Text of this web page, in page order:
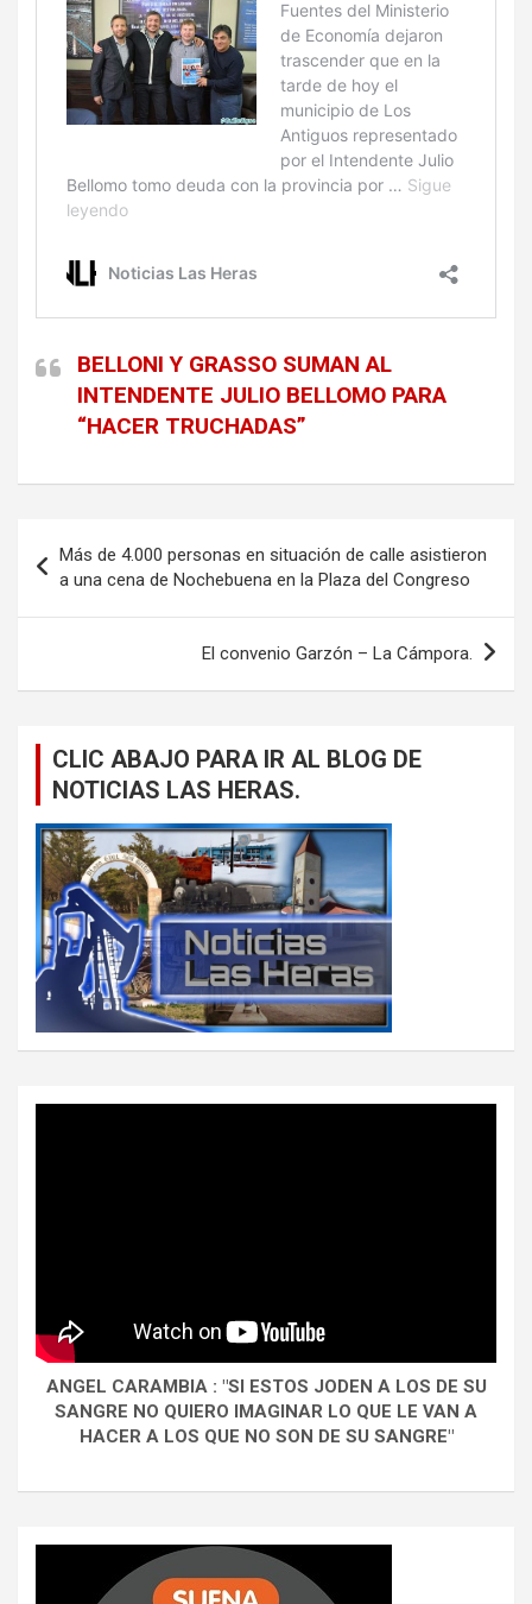
BELLONI Y GRASSO SUMAN AL
INTENDENTE JULIO BELLOMO PARA
“HACER TRUCHADAS”
de
entradas
Más de 4.000 personas en situación de calle asistieron
a una cena de Nochebuena en la Plaza del Congreso
El convenio Garzón – La Cámpora.
CLIC ABAJO PARA IR AL BLOG DE
NOTICIAS LAS HERAS.
ANGEL CARAMBIA : "SI ESTOS JODEN A LOS DE SU
SANGRE NO QUIERO IMAGINAR LO QUE LE VAN A
HACER A LOS QUE NO SON DE SU SANGRE"